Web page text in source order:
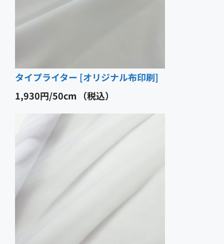
タイプライター [オリジナル布印刷]
1,930円 （税込）